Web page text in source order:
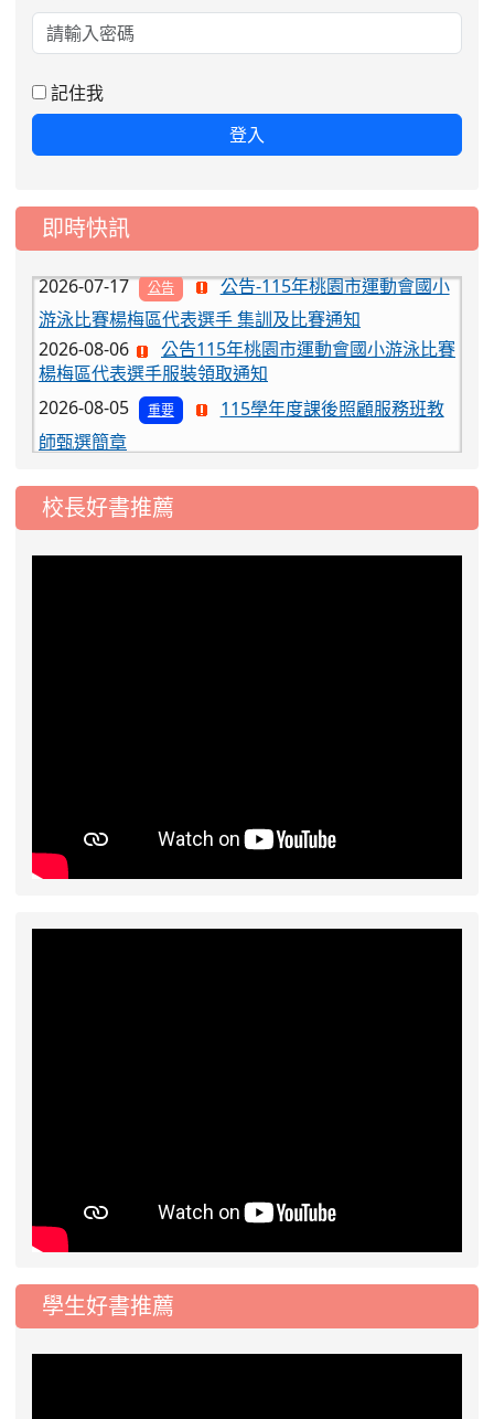
記住我
登入
即時快訊
楊梅區代表選手服裝領取通知
2026-08-05
115學年度課後照顧服務班教
師甄選簡章
115學年度一、三、五年級常
態編班結果公告
工車輛臨停」一案，請各位用路人留意
游泳比賽楊梅區代表選手 集訓及比賽通知
2026-08-06
公告115年桃園市運動會國小游泳比賽
楊梅區代表選手服裝領取通知
2026-08-05
重要
115學年度課後照顧服務班教
師甄選簡章
2026-08-03
重要
115學年度一、三、五年級常
態編班結果公告
2026-07-31
公告
工車輛臨停」一案，請各位用路人留意
校長好書推薦
學生好書推薦